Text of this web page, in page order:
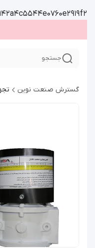
جستجو
گسترش صنعت نوین